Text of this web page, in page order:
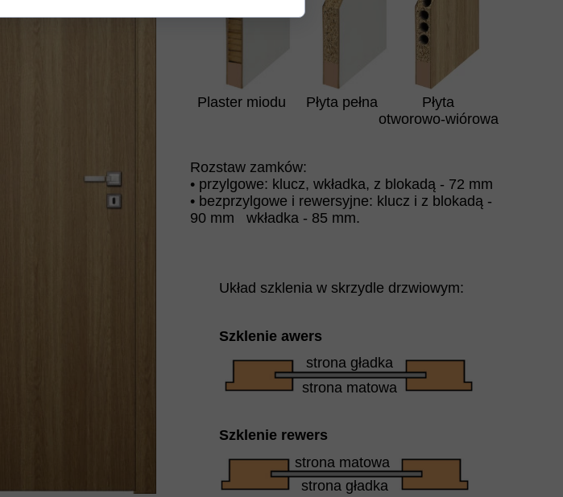
Płyta
otworowo-wiórowa
Płyta pełna
Plaster miodu
Rozstaw zamków:
• przylgowe: klucz, wkładka, z blokadą - 72 mm
• bezprzylgowe i rewersyjne: klucz i z blokadą -
90 mm wkładka - 85 mm.
strona matowa
strona gładka
strona matowa
strona gładka
Szklenie rewers
Szklenie awers
Układ szklenia w skrzydle drzwiowym: